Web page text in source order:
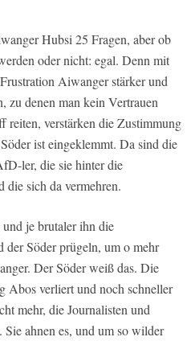
Hubsi 25 Fragen, aber ob
oder nicht: egal. Denn mit
Aiwanger stärker und
zu denen man kein Vertrauen
verstärken die Zustimmung
ist eingeklemmt. Da sind die
ler, die sie hinter die
die sich da vermehren.
je brutaler ihn die
der Söder prügeln, um o mehr
Der Söder weiß das. Die
Abos verliert und noch schneller
mehr, die Journalisten und
ahnen es, und um so wilder